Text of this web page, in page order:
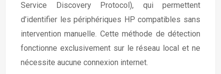
Service Discovery Protocol), qui permettent
d’identifier les périphériques HP compatibles sans
intervention manuelle. Cette méthode de détection
fonctionne exclusivement sur le réseau local et ne
nécessite aucune connexion internet.